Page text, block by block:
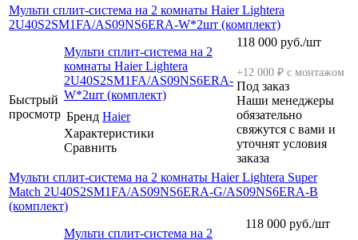
Мульти сплит-система на 2 комнаты Haier Lightera
2U40S2SM1FA/AS09NS6ERA-W*2шт (комплект)
Быстрый
просмотр
Мульти сплит-система на 2
комнаты Haier Lightera
2U40S2SM1FA/AS09NS6ERA-
W*2шт (комплект)
Бренд Haier
Характеристики
Сравнить
118 000 руб./шт
+12 000 ₽ с монтажом
Под заказ
Наши менеджеры
обязательно
свяжутся с вами и
уточнят условия
заказа
Мульти сплит-система на 2 комнаты Haier Lightera Super
Match 2U40S2SM1FA/AS09NS6ERA-G/AS09NS6ERA-B
(комплект)
Мульти сплит-система на 2
118 000 руб./шт